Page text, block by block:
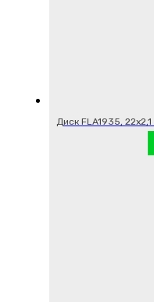
Диск FLA1935,